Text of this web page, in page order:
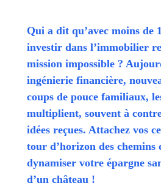
Qui a dit qu’avec moins de
investir dans l’immobilier
mission impossible ?
ingénierie financière,
coups de pouce familiaux,
multiplient, souvent à
idées reçues. Attachez vos
tour d’horizon des chemins
dynamiser votre épargne
d’un château !